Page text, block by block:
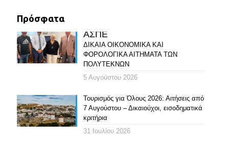
Πρόσφατα
ΑΣΠΕ
ΔΙΚΑΙΑ ΟΙΚΟΝΟΜΙΚΑ ΚΑΙ
ΦΟΡΟΛΟΓΙΚΑ ΑΙΤΗΜΑΤΑ ΤΩΝ
ΠΟΛΥΤΕΚΝΩΝ
5 Αυγούστου 2026
Τουρισμός για Όλους 2026: Αιτήσεις από
7 Αυγούστου – Δικαιούχοι, εισοδηματικά
κριτήρια
31 Ιουλίου 2026